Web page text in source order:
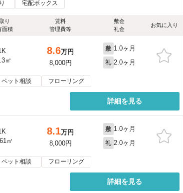
宅配ボックス
り
面積
賃料
管理費等
敷金
礼金
お気に入り
㎡
8.6万円
8,000円
敷 1.0ヶ月
礼 2.0ヶ月
ペット相談 フローリング
詳細を見る
㎡
8.1万円
8,000円
敷 1.0ヶ月
礼 2.0ヶ月
ペット相談 フローリング
詳細を見る